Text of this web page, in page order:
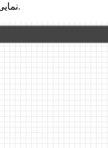
نمایی از میزکار که کاربر تنها برای استفاده شخصی شماره تلفن را دایورت کرده است.